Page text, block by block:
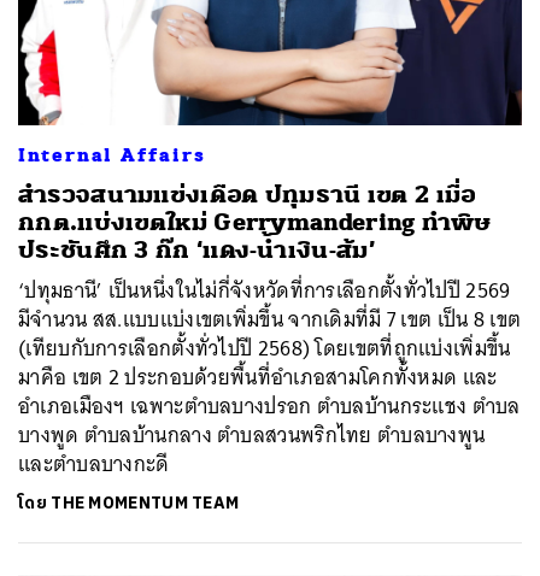
Internal Affairs
สำรวจสนามแข่งเดือด ปทุมธานี เขต 2 เมื่อ
กกต.แบ่งเขตใหม่ Gerrymandering ทำพิษ
ประชันศึก 3 ก๊ก ‘แดง-น้ำเงิน-ส้ม’
‘ปทุมธานี’ เป็นหนึ่งในไม่กี่จังหวัดที่การเลือกตั้งทั่วไปปี 2569
มีจำนวน สส.แบบแบ่งเขตเพิ่มขึ้น จากเดิมที่มี 7 เขต เป็น 8 เขต
(เทียบกับการเลือกตั้งทั่วไปปี 2568) โดยเขตที่ถูกแบ่งเพิ่มขึ้น
มาคือ เขต 2 ประกอบด้วยพื้นที่อำเภอสามโคกทั้งหมด และ
อำเภอเมืองฯ เฉพาะตำบลบางปรอก ตำบลบ้านกระแชง ตำบล
บางพูด ตำบลบ้านกลาง ตำบลสวนพริกไทย ตำบลบางพูน
และตำบลบางกะดี
โดย THE MOMENTUM TEAM